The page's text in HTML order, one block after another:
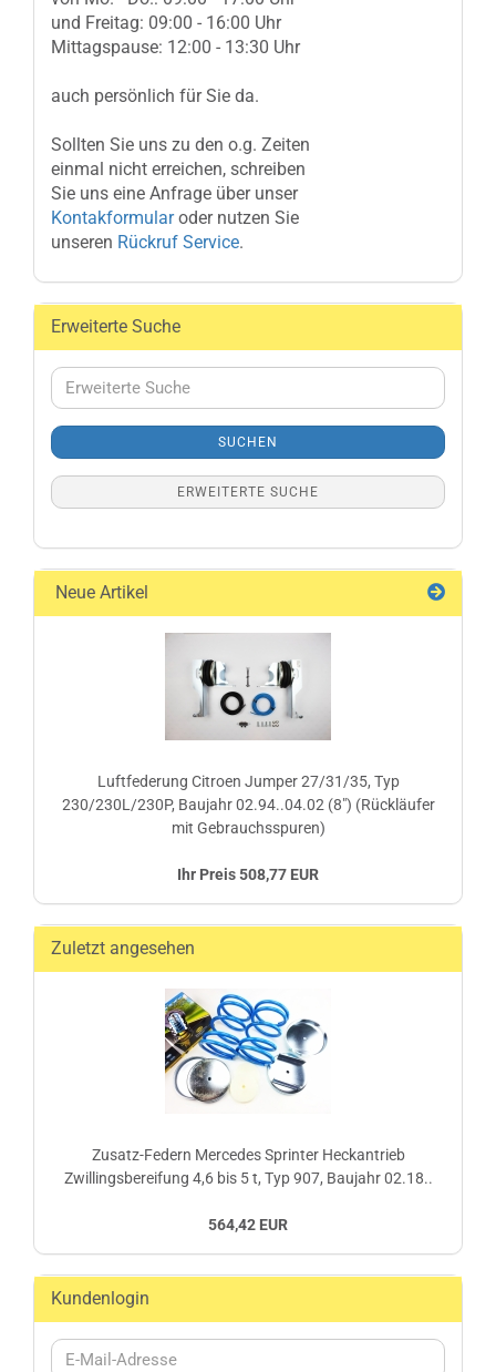
und Freitag: 09:00 - 16:00 Uhr
Mittagspause: 12:00 - 13:30 Uhr
auch persönlich für Sie da.
Sollten Sie uns zu den o.g. Zeiten
einmal nicht erreichen, schreiben
Sie uns eine Anfrage über unser
Kontakformularoder nutzen Sie
unseren Rückruf Service.
Erweiterte Suche
Erweiterte
Suche
SUCHEN
ERWEITERTE SUCHE
Neue Artikel
Luftfederung Citroen Jumper 27/31/35, Typ
230/230L/230P, Baujahr 02.94..04.02 (8") (Rückläufer
mit Gebrauchsspuren)
Ihr Preis 508,77 EUR
Zuletzt angesehen
Zusatz-Federn Mercedes Sprinter Heckantrieb
Zwillingsbereifung 4,6 bis 5 t, Typ 907, Baujahr 02.18..
564,42 EUR
Kundenlogin
E-